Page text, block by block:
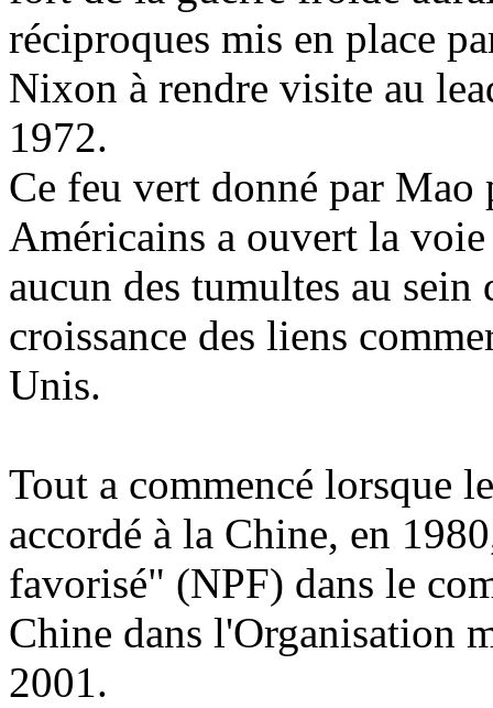
réciproques mis en place
Nixon à rendre visite au
1972.
Ce feu vert donné par Mao
Américains a ouvert la
aucun des tumultes au
croissance des liens
Unis.
Tout a commencé lorsque
accordé à la Chine, en
favorisé" (NPF) dans le
Chine dans l'Organisation
2001.